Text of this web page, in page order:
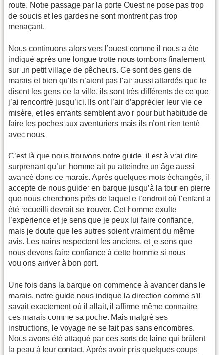
route. Notre passage par la porte Ouest ne pose pas trop
de soucis et les gardes ne sont montrent pas trop
menaçant.
Nous continuons alors vers l’ouest comme il nous a été
indiqué après une longue trotte nous tombons finalement
sur un petit village de pêcheurs. Ce sont des gens de
marais et bien qu’ils n’aient pas l’air aussi attardés que le
disent les gens de la ville, ils sont très différents de ce que
j’ai rencontré jusqu’ici. Ils ont l’air d’apprécier leur vie de
misère, et les enfants semblent avoir pour but habitude de
faire les poches aux aventuriers mais ils n’ont rien tenté
avec nous.
C’est là que nous trouvons notre guide, il est à vrai dire
surprenant qu’un homme ait pu atteindre un âge aussi
avancé dans ce marais. Après quelques mots échangés, il
accepte de nous guider en barque jusqu’à la tour en pierre
que nous cherchons près de laquelle l’endroit où l’enfant a
été recueilli devrait se trouver. Cet homme exulte
l’expérience et je sens que je peux lui faire confiance,
mais je doute que les autres soient vraiment du même
avis. Les nains respectent les anciens, et je sens que
nous devons faire confiance à cette homme si nous
voulons arriver à bon port.
Une fois dans la barque on commence à avancer dans le
marais, notre guide nous indique la direction comme s’il
savait exactement où il allait, il affirme même connaitre
ces marais comme sa poche. Mais malgré ses
instructions, le voyage ne se fait pas sans encombres.
Nous avons été attaqué par des sorts de laine qui brûlent
la peau à leur contact. Après avoir pris quelques coups